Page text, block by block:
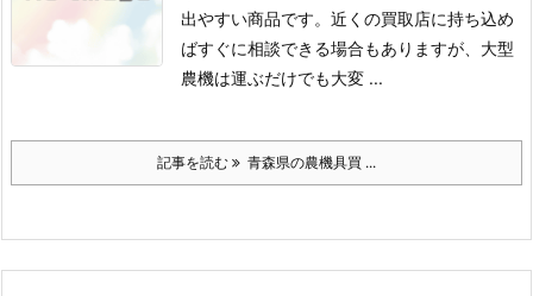
出やすい商品です。 近くの買取店に持ち込め
ばすぐに相談できる場合もありますが、大型
農機は運ぶだけでも大変 ...
記事を読む 青森県の農機具買 ...